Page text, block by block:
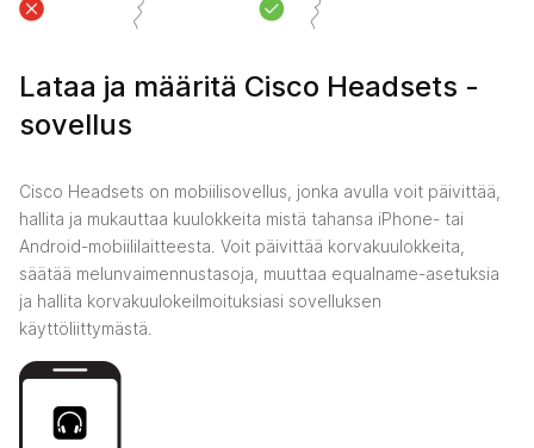
Lataa ja määritä Cisco Headsets -
sovellus
Cisco Headsets on mobiilisovellus, jonka avulla voit päivittää,
hallita ja mukauttaa kuulokkeita mistä tahansa iPhone- tai
Android-mobiililaitteesta. Voit päivittää korvakuulokkeita,
säätää melunvaimennustasoja, muuttaa equalname-asetuksia
ja hallita korvakuulokeilmoituksiasi sovelluksen
käyttöliittymästä.